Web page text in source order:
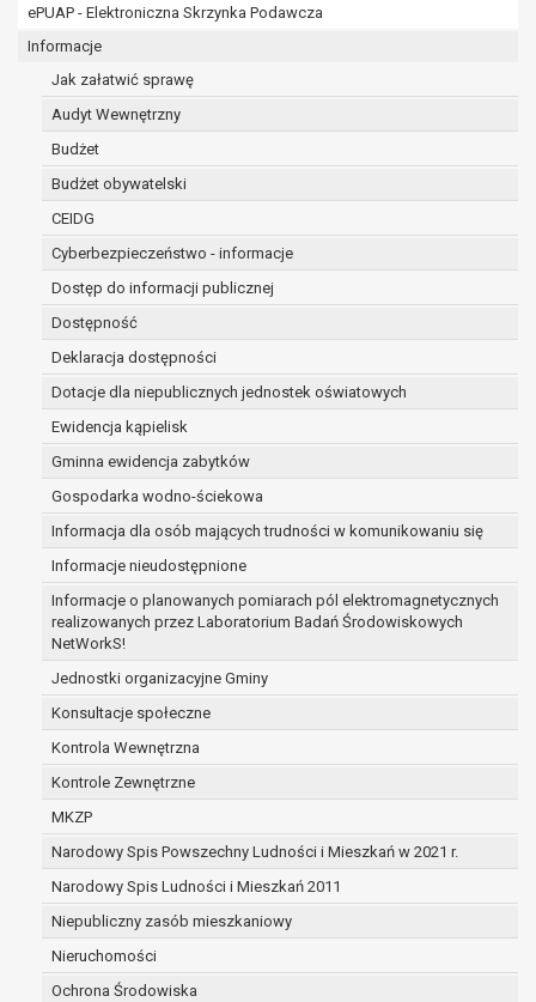
ePUAP - Elektroniczna Skrzynka Podawcza
Informacje
Jak załatwić sprawę
Audyt Wewnętrzny
Budżet
Budżet obywatelski
CEIDG
Cyberbezpieczeństwo - informacje
Dostęp do informacji publicznej
Dostępność
Deklaracja dostępności
Dotacje dla niepublicznych jednostek oświatowych
Ewidencja kąpielisk
Gminna ewidencja zabytków
Gospodarka wodno-ściekowa
Informacja dla osób mających trudności w komunikowaniu się
Informacje nieudostępnione
Informacje o planowanych pomiarach pól elektromagnetycznych
realizowanych przez Laboratorium Badań Środowiskowych
NetWorkS!
Jednostki organizacyjne Gminy
Konsultacje społeczne
Kontrola Wewnętrzna
Kontrole Zewnętrzne
MKZP
Narodowy Spis Powszechny Ludności i Mieszkań w 2021 r.
Narodowy Spis Ludności i Mieszkań 2011
Niepubliczny zasób mieszkaniowy
Nieruchomości
Ochrona Środowiska
osobowe w imieniu administratora na
osobowych;
podmioty upoważnione do odbioru danych
przepisów prawa.
Pani/Pana dane osobowe będą przetwarzane
przez okres niezbędny do realizacji celu dla jakiego
zostały zebrane oraz zgodnie z terminami
archiwizacji określonymi przez przepisy prawa
powszechnie obowiązującego.
W przypadku, gdy dane osobowe przetwarzane są
na podstawie zgody osoby, której dane dotyczą
przetwarzanie odbywa się do czasu wycofania tej
zgody.
W przypadku, gdy dane osobowe przetwarzane są
w celu zawarcia i realizacji umowy przetwarzanie
odbywa się przez okres niezbędny do realizacji
zawartej umowy, a po tym czasie w zakresie
wymaganym przez przepisy prawa lub dla
zabezpieczenia ewentualnych roszczeń, a w
przypadku wyrażenia zgody na przetwarzanie
danych po zakończeniu i rozliczeniu umowy, do
czasu wycofania tej zgody.
Ponadto w przypadku umów o dofinansowanie
dane osobowe od momentu pozyskania
przechowywane są przez okres wynikający z
umowy o dofinansowanie zawartej między
beneficjentem a określoną instytucją, trwałości
danego projektu i konieczności zachowania
dokumentacji projektu do celów kontrolnych.
W związku z przetwarzaniem przez
administratora danych osobowych przysługuje
Pani/Panu:
prawo dostępu do treści danych oraz
otrzymywania ich kopii na podstawie art. 15
RODO;